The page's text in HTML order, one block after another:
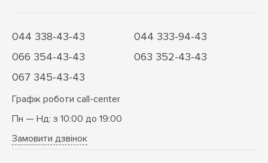
044 338-43-43
044 333-94-43
066 354-43-43
063 352-43-43
067 345-43-43
Графік роботи call-center
Пн — Нд: з 10:00 до 19:00
Замовити дзвінок